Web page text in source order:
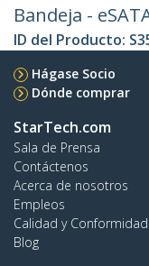
Bandeja -
ID del Producto:
Hágase Socio
Dónde comprar
StarTech.com
Sala de Prensa
Contáctenos
Acerca de nosotros
Empleos
Calidad y
Blog